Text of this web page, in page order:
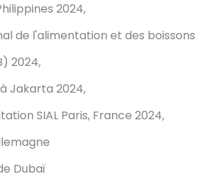
2024,
de l'alimentation et des boissons
2024,
à Jakarta 2024,
SIAL Paris, France 2024,
Dubaï